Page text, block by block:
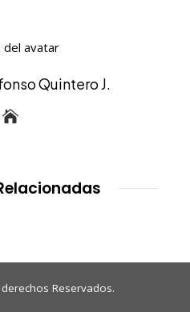
Quintero J.
Reservados.